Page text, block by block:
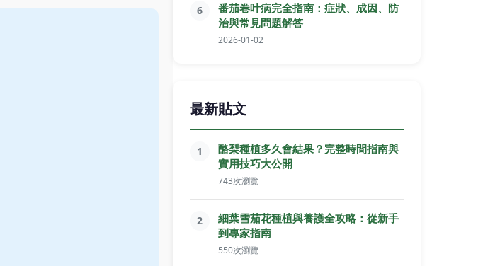
6
番茄卷叶病完全指南：症狀、成因、防
治與常見問題解答
2026-01-02
最新貼文
1
酪梨種植多久會結果？完整時間指南與
實用技巧大公開
743次瀏覽
2
細葉雪茄花種植與養護全攻略：從新手
到專家指南
550次瀏覽